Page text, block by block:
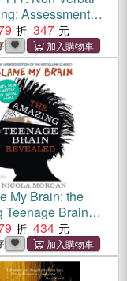
Assessment
9-10 Years Book 2
347
My Brain: the
Teenage Brain
434